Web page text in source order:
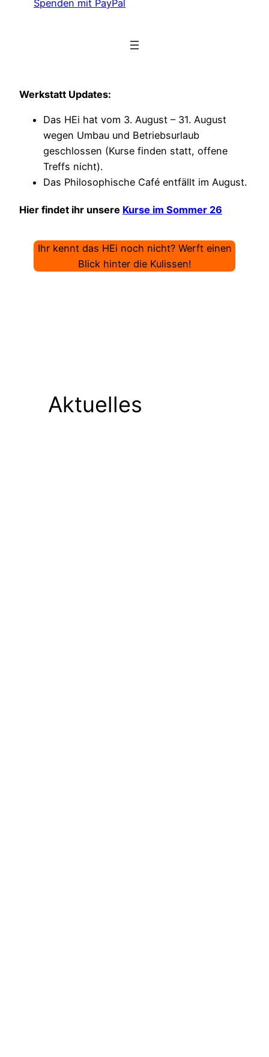
Spenden mit PayPal
Werkstatt Updates:
Das HEi hat vom 3. August – 31. August
wegen Umbau und Betriebsurlaub
geschlossen (Kurse finden statt, offene
Treffs nicht).
Das Philosophische Café entfällt im August.
Hier findet ihr unsere Kurse im Sommer 26
Ihr kennt das HEi noch nicht? Werft einen
Blick hinter die Kulissen!
Aktuelles